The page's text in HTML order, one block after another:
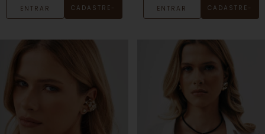
ENTRAR CADASTRE- ENTRAR CADASTRE-